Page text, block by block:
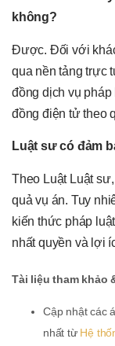
không?
Được. Đối với
qua nền tảng trực
đồng dịch vụ
đồng điện tử theo
Luật sư có đảm
Theo Luật Luật
quả vụ án. Tuy
kiến thức pháp
nhất quyền và lợi
Tài liệu tham khảo
Cập nhật các
nhất từ Hệ